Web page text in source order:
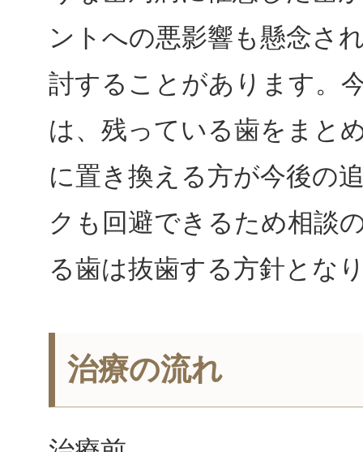
ントへの悪影響も懸念さ
討することがあります。
は、残っている歯をまと
に置き換える方が今後の
クも回避できるため相談
る歯は抜歯する方針とな
治療の流れ